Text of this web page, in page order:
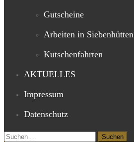
Gutscheine
Arbeiten in Siebenhütten
Kutschenfahrten
AKTUELLES
Impressum
Datenschutz
Suchen